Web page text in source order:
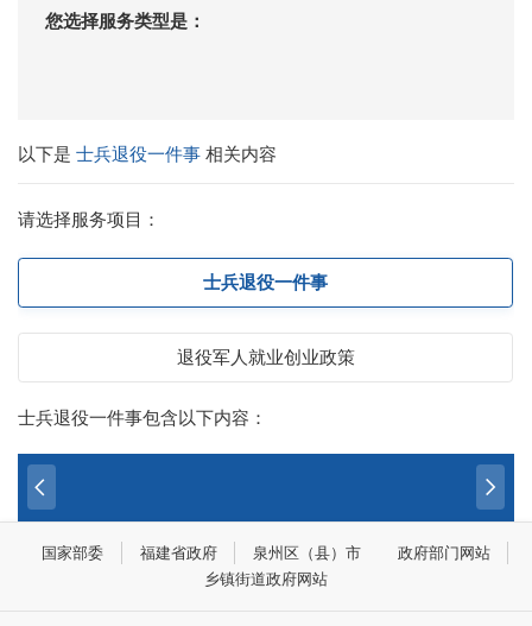
您选择服务类型是：
以下是士兵退役一件事相关内容
请选择服务项目：
士兵退役一件事
退役军人就业创业政策
士兵退役一件事包含以下内容：
国家部委 福建省政府 泉州区（县）市
政府部门网站
乡镇街道政府网站